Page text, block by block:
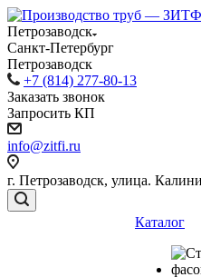
Петрозаводск
Санкт-Петербург
Петрозаводск
+7 (814) 277-80-13
Заказать звонок
Запросить КП
info@zitfi.ru
г. Петрозаводск, улица.
Каталог